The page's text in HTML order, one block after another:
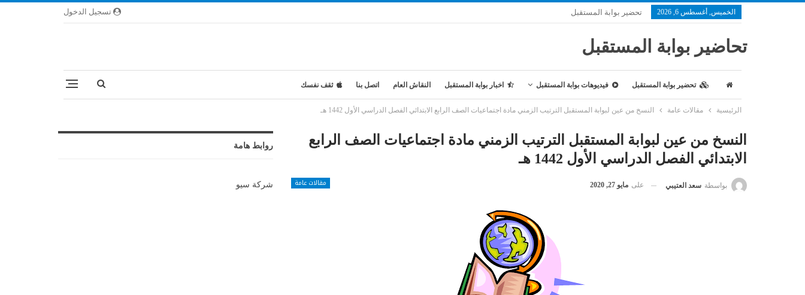
تسجيل الدخول الخميس, أغسطس 6, 2026 تحضير بوابة المستقبل
تحاضير بوابة المستقبل
تحضير بوابة المستقبل فيديوهات بوابة المستقبل اخبار بوابة المستقبل النقاش العام اتصل بنا ثقف نفسك
الرئيسية مقالات عامة النسخ من عين لبوابة المستقبل الترتيب الزمني مادة اجتماعيات الصف الرابع الابتدائي الفصل الدراسي الأول 1442 هـ
النسخ من عين لبوابة المستقبل الترتيب الزمني مادة اجتماعيات الصف الرابع
الابتدائي الفصل الدراسي الأول 1442 هـ
مقالات عامة بواسطة سعد العتيبي على مايو 27, 2020
روابط هامة
شركة سيو